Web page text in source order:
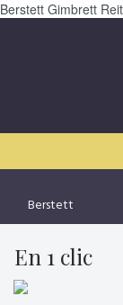
Berstett Gimbrett
Berstett
En 1 clic